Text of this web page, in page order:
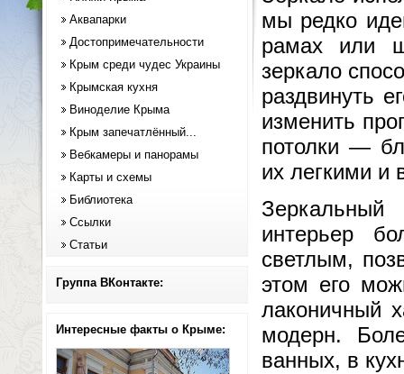
Аквапарки
Достопримечательности
Крым среди чудес Украины
Крымская кухня
Виноделие Крыма
Крым запечатлённый...
Вебкамеры и панорамы
Карты и схемы
Библиотека
Ссылки
Статьи
Группа ВКонтакте:
Интересные факты о Крыме:
мы редко
рамах или
зеркало
раздвинуть
изменить
потолки —
их легкими и
интерьер
светлым,
этом его
лаконичный
модерн.
ванных, в